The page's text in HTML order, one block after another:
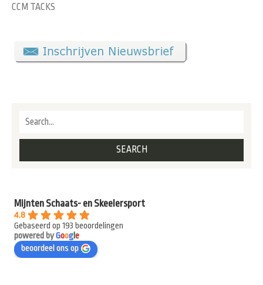
CCM TACKS
Mijnten Schaats- en Skeelersport
4.8
Gebaseerd op 193 beoordelingen
powered byGooge
beoordeel ons op